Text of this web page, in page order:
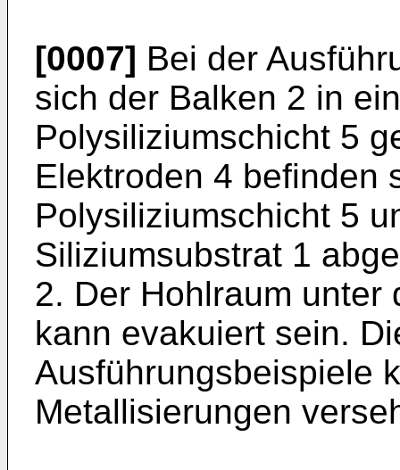
[0007] Bei der
sich der Balken 2 in
Polysiliziumschicht 5
Elektroden 4 befinden
Polysiliziumschicht 5
Siliziumsubstrat 1
2. Der Hohlraum
kann evakuiert sein.
Ausführungsbeispiele
Metallisierungen